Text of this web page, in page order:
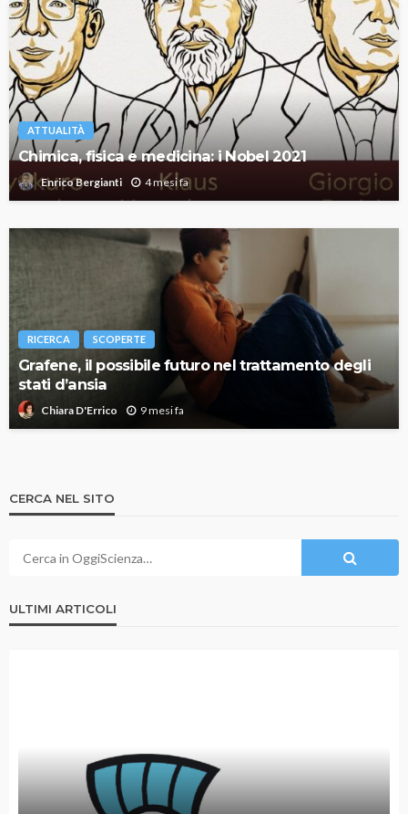
ATTUALITÀ
Chimica, fisica e medicina: i Nobel 2021
Enrico Bergianti 4 mesi fa
RICERCA SCOPERTE
Grafene, il possibile futuro nel trattamento degli
stati d’ansia
Chiara D'Errico 9 mesi fa
CERCA NEL SITO
ULTIMI ARTICOLI